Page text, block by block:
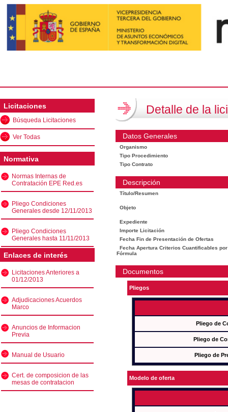
Licitaciones
Búsqueda Licitaciones
Ver Todas
Normativa
Normas Internas de
Contratación EPE Red.es
Pliego Condiciones
Generales desde 12/11/2013
Pliego Condiciones
Generales hasta 11/11/2013
Enlaces de interés
Licitaciones Anteriores a
01/12/2013
Adjudicaciones Acuerdos
Marco
Anuncios de Informacion
Previa
Manual de Usuario
Cert. de composicion de las
mesas de contratacion
Detalle de la
Datos Generales
Organismo
Tipo Procedimiento
Tipo Contrato
Descripción
Título/Resumen
Objeto
Expediente
Importe Licitación
Fecha Fin de Presentación de Ofertas
Fecha Apertura Criterios Cuantificables por
Fórmula
Documentos
Pliegos
Pliego de
Pliego de
Pliego de
Modelo de oferta